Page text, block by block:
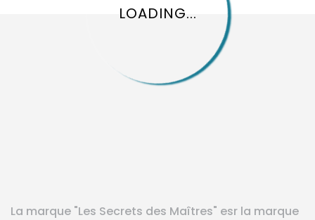
LOADING...
La marque "Les Secrets des Maîtres" esr la marque